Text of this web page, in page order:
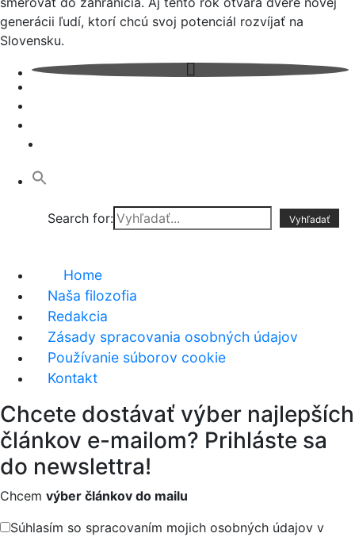
generácii ľudí, ktorí chcú svoj potenciál rozvíjať na
Slovensku.
Search for:
Home
Naša filozofia
Redakcia
Zásady spracovania osobných údajov
Používanie súborov cookie
Kontakt
Chcete dostávať výber najlepších
článkov e-mailom? Prihláste sa
do newslettra!
Chcem výber článkov do mailu
Súhlasím so spracovaním mojich osobných údajov v